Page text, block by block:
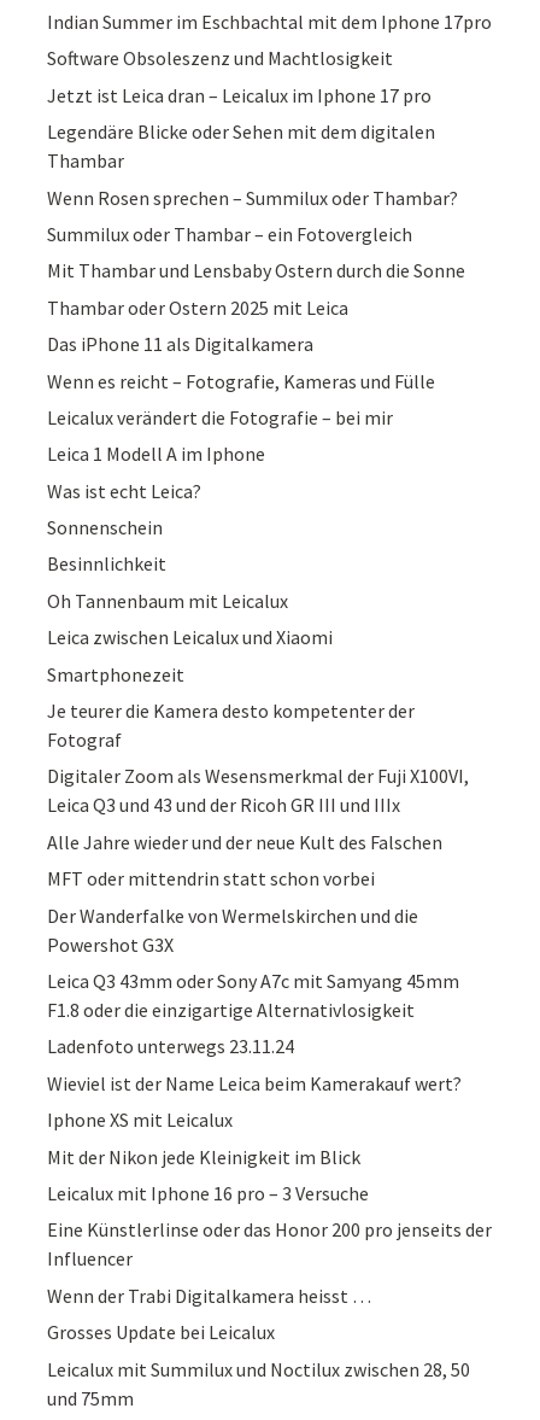
Indian Summer im Eschbachtal mit dem Iphone 17pro
Software Obsoleszenz und Machtlosigkeit
Jetzt ist Leica dran – Leicalux im Iphone 17 pro
Legendäre Blicke oder Sehen mit dem digitalen
Thambar
Wenn Rosen sprechen – Summilux oder Thambar?
Summilux oder Thambar – ein Fotovergleich
Mit Thambar und Lensbaby Ostern durch die Sonne
Thambar oder Ostern 2025 mit Leica
Das iPhone 11 als Digitalkamera
Wenn es reicht – Fotografie, Kameras und Fülle
Leicalux verändert die Fotografie – bei mir
Leica 1 Modell A im Iphone
Was ist echt Leica?
Sonnenschein
Besinnlichkeit
Oh Tannenbaum mit Leicalux
Leica zwischen Leicalux und Xiaomi
Smartphonezeit
Je teurer die Kamera desto kompetenter der
Fotograf
Digitaler Zoom als Wesensmerkmal der Fuji X100VI,
Leica Q3 und 43 und der Ricoh GR III und IIIx
Alle Jahre wieder und der neue Kult des Falschen
MFT oder mittendrin statt schon vorbei
Der Wanderfalke von Wermelskirchen und die
Powershot G3X
Leica Q3 43mm oder Sony A7c mit Samyang 45mm
F1.8 oder die einzigartige Alternativlosigkeit
Ladenfoto unterwegs 23.11.24
Wieviel ist der Name Leica beim Kamerakauf wert?
Iphone XS mit Leicalux
Mit der Nikon jede Kleinigkeit im Blick
Leicalux mit Iphone 16 pro – 3 Versuche
Eine Künstlerlinse oder das Honor 200 pro jenseits der
Influencer
Wenn der Trabi Digitalkamera heisst …
Grosses Update bei Leicalux
Leicalux mit Summilux und Noctilux zwischen 28, 50
und 75mm